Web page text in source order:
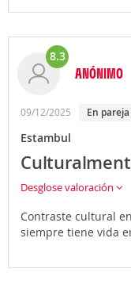
8.3
ANÓNIMO
09/12/2025 En pareja
Estambul
Desglose valoración
Contraste cultural
siempre tiene vida